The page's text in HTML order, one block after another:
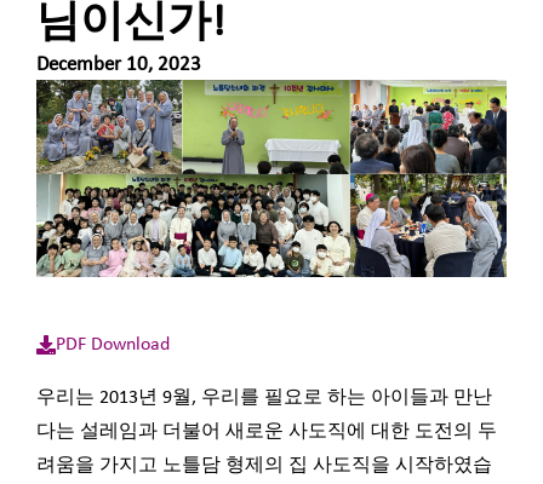
님이신가!
December 10, 2023
PDF Download
우리는 2013년 9월, 우리를 필요로 하는 아이들과 만난
다는 설레임과 더불어 새로운 사도직에 대한 도전의 두
려움을 가지고 노틀담 형제의 집 사도직을 시작하였습